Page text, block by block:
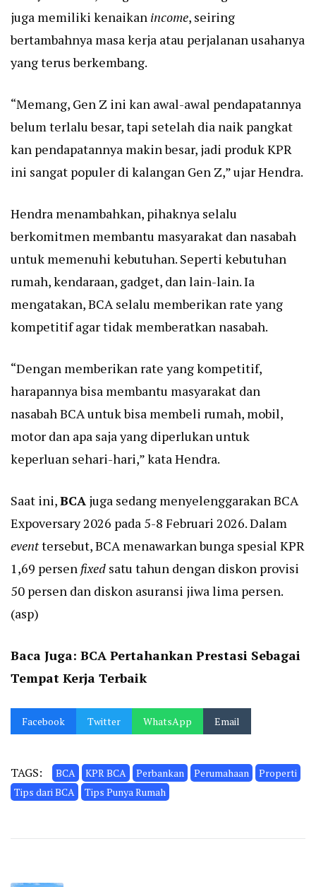
juga memiliki kenaikan income, seiring
bertambahnya masa kerja atau perjalanan usahanya
yang terus berkembang.
“Memang, Gen Z ini kan awal-awal pendapatannya
belum terlalu besar, tapi setelah dia naik pangkat
kan pendapatannya makin besar, jadi produk KPR
ini sangat populer di kalangan Gen Z,” ujar Hendra.
Hendra menambahkan, pihaknya selalu
berkomitmen membantu masyarakat dan nasabah
untuk memenuhi kebutuhan. Seperti kebutuhan
rumah, kendaraan, gadget, dan lain-lain. Ia
mengatakan, BCA selalu memberikan rate yang
kompetitif agar tidak memberatkan nasabah.
“Dengan memberikan rate yang kompetitif,
harapannya bisa membantu masyarakat dan
nasabah BCA untuk bisa membeli rumah, mobil,
motor dan apa saja yang diperlukan untuk
keperluan sehari-hari,” kata Hendra.
Saat ini,BCA juga sedang menyelenggarakan BCA
Expoversary 2026 pada 5-8 Februari 2026. Dalam
eventtersebut, BCA menawarkan bunga spesial KPR
1,69 persen fixed satu tahun dengan diskon provisi
50 persen dan diskon asuransi jiwa lima persen.
(asp)
Baca Juga: BCA Pertahankan Prestasi Sebagai
Tempat Kerja Terbaik
Facebook Twitter WhatsApp Email
TAGS: BCA KPR BCA Perbankan Perumahaan
Properti
Tips dari BCA
Tips Punya Rumah